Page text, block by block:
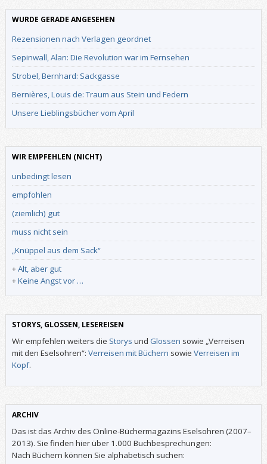
WURDE GERADE ANGESEHEN
Rezensionen nach Verlagen geordnet
Sepinwall, Alan: Die Revolution war im Fernsehen
Strobel, Bernhard: Sackgasse
Bernières, Louis de: Traum aus Stein und Federn
Unsere Lieblingsbücher vom April
WIR EMPFEHLEN (NICHT)
unbedingt lesen
empfohlen
(ziemlich) gut
muss nicht sein
„Knüppel aus dem Sack“
+Alt, aber gut
+Keine Angst vor …
STORYS, GLOSSEN, LESEREISEN
Wir empfehlen weiters die Storys und Glossen sowie „Verreisen
mit den Eselsohren“: Verreisen mit Büchern sowie Verreisen im
Kopf.
ARCHIV
Das ist das Archiv des Online-Büchermagazins Eselsohren (2007–
2013). Sie finden hier über 1.000 Buchbesprechungen:
Nach Büchern können Sie alphabetisch suchen: